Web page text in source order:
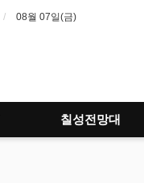
08월 07일(금)
칠성전망대